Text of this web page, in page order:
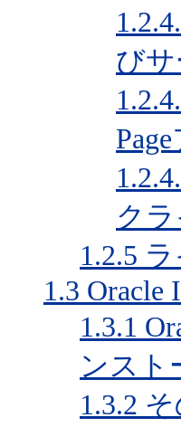
び
ク
1.2.5
1.3 Oracle
1.3.1
ンスト
1.3.2